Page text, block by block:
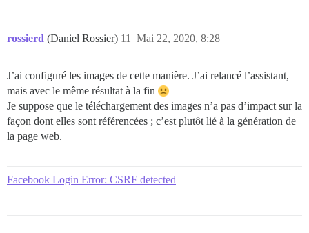
rossierd (Daniel Rossier) Mai 22, 2020, 8:28
11
J’ai configuré les images de cette manière. J’ai relancé l’assistant,
mais avec le même résultat à la fin
Je suppose que le téléchargement des images n’a pas d’impact sur la
façon dont elles sont référencées ; c’est plutôt lié à la génération de
la page web.
Facebook Login Error: CSRF detected